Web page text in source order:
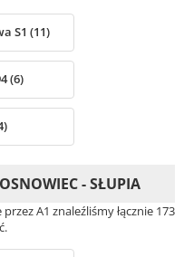
S1 (11)
(6)
- SŁUPIA
A1 znaleźliśmy łącznie 173